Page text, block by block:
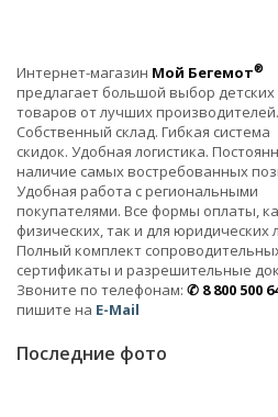
Интернет-магазин Мой Бегемот®
предлагает большой выбор детских
товаров от лучших производителей.
Собственный склад. Гибкая система
скидок. Удобная логистика.
наличие самых востребованных
Удобная работа с региональными
покупателями. Все формы оплаты,
физических, так и для юридических
Полный комплект
сертификаты и разрешительные
Звоните по телефонам: ✆ 8 800 500
пишите на E-Mail
Последние фото